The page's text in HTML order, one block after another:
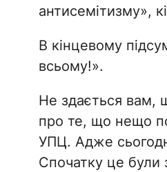
антисемітизму»,
В кінцевому
всьому!».
Не здається вам,
про те, що нещо
УПЦ. Адже
Спочатку це були